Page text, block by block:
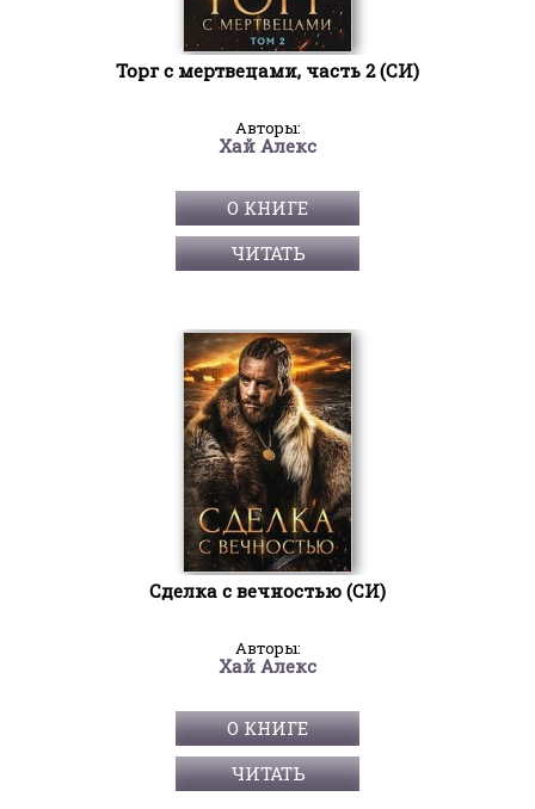
Торг с мертвецами, часть 2 (СИ)
Авторы:
Хай Алекс
О КНИГЕ
ЧИТАТЬ
Сделка с вечностью (СИ)
Авторы:
Хай Алекс
О КНИГЕ
ЧИТАТЬ